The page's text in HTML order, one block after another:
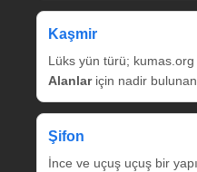
Kaşmir
Lüks yün türü;
Alanlariçin nadir
Şifon
İnce ve uçuş uçuş bir